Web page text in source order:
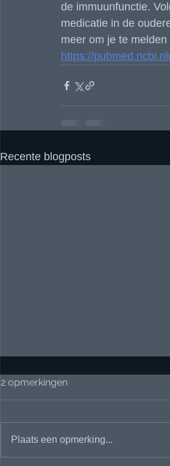
de immuunfunctie.
medicatie in de
meer om je te
https://
Recente blogposts
2 opmerkingen
Plaats een opmerking...